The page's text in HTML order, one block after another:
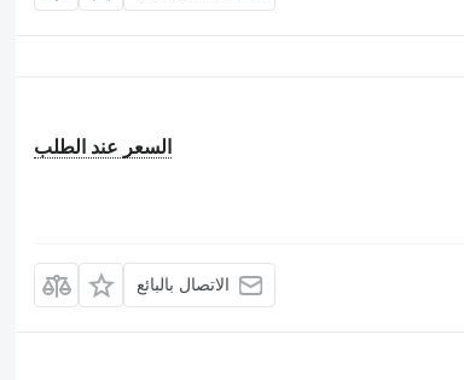
السعر عند الطلب
الاتصال بالبائع